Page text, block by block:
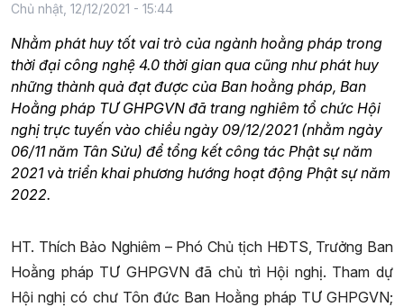
Chủ nhật, 12/12/2021 - 15:44
Nhằm phát huy tốt vai trò của ngành hoằng pháp trong
thời đại công nghệ 4.0 thời gian qua cũng như phát huy
những thành quả đạt được của Ban hoằng pháp, Ban
Hoằng pháp TƯ GHPGVN đã trang nghiêm tổ chức Hội
nghị trực tuyến vào chiều ngày 09/12/2021 (nhằm ngày
06/11 năm Tân Sửu) để tổng kết công tác Phật sự năm
2021 và triển khai phương hướng hoạt động Phật sự năm
2022.
HT. Thích Bảo Nghiêm – Phó Chủ tịch HĐTS, Trưởng Ban
Hoằng pháp TƯ GHPGVN đã chủ trì Hội nghị. Tham dự
Hội nghị có chư Tôn đức Ban Hoằng pháp TƯ GHPGVN;